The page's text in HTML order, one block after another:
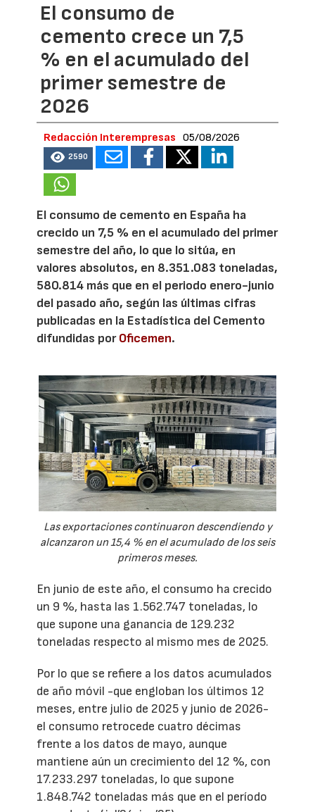
El consumo de
cemento crece un 7,5
% en el acumulado del
primer semestre de
2026
Redacción Interempresas 05/08/2026
2590
El consumo de cemento en España ha
crecido un 7,5 % en el acumulado del primer
semestre del año, lo que lo sitúa, en
valores absolutos, en 8.351.083 toneladas,
580.814 más que en el periodo enero-junio
del pasado año, según las últimas cifras
publicadas en la Estadística del Cemento
difundidas porOficemen.
Las exportaciones continuaron descendiendo y
alcanzaron un 15,4 % en el acumulado de los seis
primeros meses.
En junio de este año, el consumo ha crecido
un 9 %, hasta las 1.562.747 toneladas, lo
que supone una ganancia de 129.232
toneladas respecto al mismo mes de 2025.
Por lo que se refiere a los datos acumulados
de año móvil -que engloban los últimos 12
meses, entre julio de 2025 y junio de 2026-
el consumo retrocede cuatro décimas
frente a los datos de mayo, aunque
mantiene aún un crecimiento del 12 %, con
17.233.297 toneladas, lo que supone
1.848.742 toneladas más que en el período